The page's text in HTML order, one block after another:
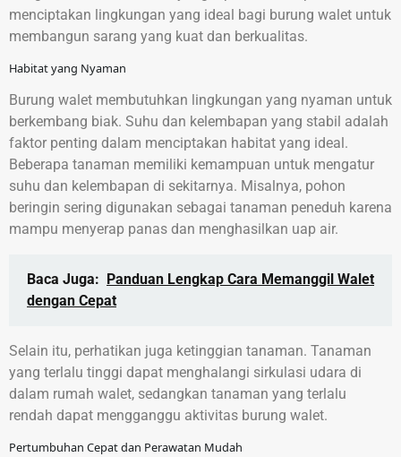
menciptakan lingkungan yang ideal bagi burung walet untuk
membangun sarang yang kuat dan berkualitas.
Habitat yang Nyaman
Burung walet membutuhkan lingkungan yang nyaman untuk
berkembang biak. Suhu dan kelembapan yang stabil adalah
faktor penting dalam menciptakan habitat yang ideal.
Beberapa tanaman memiliki kemampuan untuk mengatur
suhu dan kelembapan di sekitarnya. Misalnya, pohon
beringin sering digunakan sebagai tanaman peneduh karena
mampu menyerap panas dan menghasilkan uap air.
Baca Juga:
Panduan Lengkap Cara Memanggil Walet
dengan Cepat
Selain itu, perhatikan juga ketinggian tanaman. Tanaman
yang terlalu tinggi dapat menghalangi sirkulasi udara di
dalam rumah walet, sedangkan tanaman yang terlalu
rendah dapat mengganggu aktivitas burung walet.
Pertumbuhan Cepat dan Perawatan Mudah